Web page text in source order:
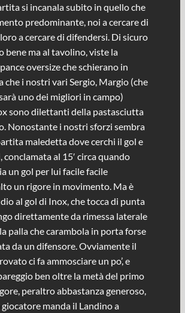
si incanala subito in quello che
predominante, noi a cercare di
a cercare di difendersi. Di sicuro
bene ma al tavolino, viste la
oversize che schierano in
che i nostri vari Sergio, Margio (che
uno dei migliori in campo)
sono dilettanti della pastasciutta
Nonostante i nostri sforzi sembra
maledetta dove cerchi il gol e
al 15′ circa quando
un gol per lui facile facile
un rigore in movimento. Ma è
al gol di Inox, che tocca di punta
direttamente da rimessa laterale
palla che carambola in porta forse
da un difensore. Ovviamente il
ci fa ammosciare un po’, e
ben oltre la metà del primo
peraltro abbastanza generoso,
manda il Landino a